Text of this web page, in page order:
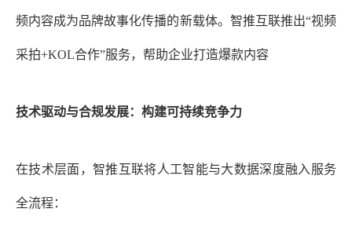
频内容成为品牌故事化传播的新载体。智推互联推出“视频
采拍+KOL合作”服务，帮助企业打造爆款内容
技术驱动与合规发展：构建可持续竞争力
在技术层面，智推互联将人工智能与大数据深度融入服务
全流程：